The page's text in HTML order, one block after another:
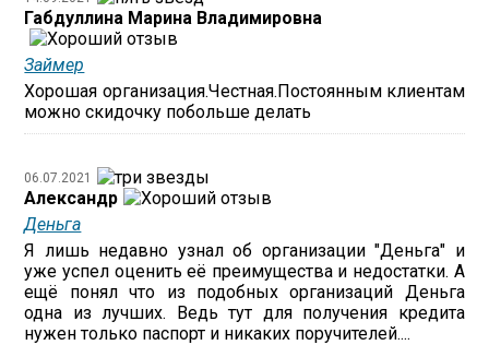
Габдуллина Марина Владимировна
Займер
Хорошая организация.Честная.Постоянным клиентам
можно скидочку побольше делать
06.07.2021
Александр
Деньга
Я лишь недавно узнал об организации "Деньга" и
уже успел оценить её преимущества и недостатки. А
ещё понял что из подобных организаций Деньга
одна из лучших. Ведь тут для получения кредита
нужен только паспорт и никаких поручителей....